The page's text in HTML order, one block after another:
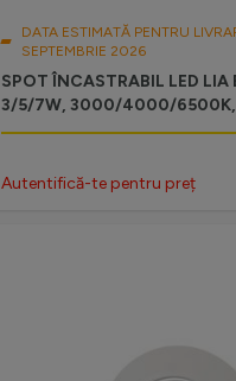
DATA ESTIMATĂ PENTRU
SEPTEMBRIE 2026
SPOT ÎNCASTRABIL LED LIA
3/5/7W, 3000/4000/6500K,
Autentifică-te pentru preț